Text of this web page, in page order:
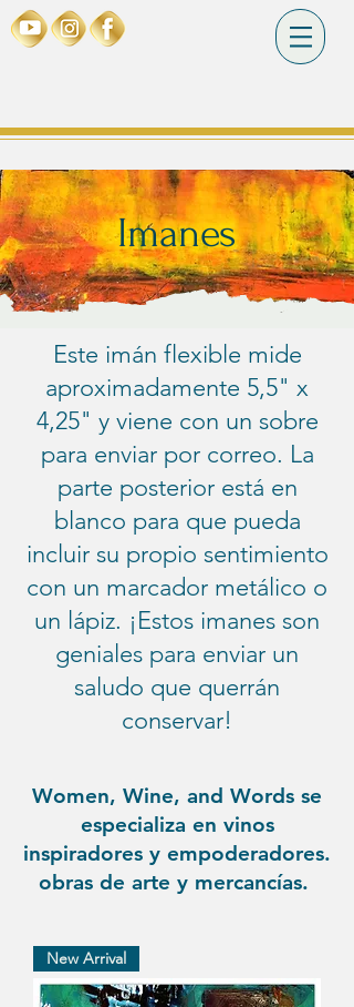
Imanes
Este imán flexible mide
aproximadamente 5,5" x
4,25" y viene con un sobre
para enviar por correo. La
parte posterior está en
blanco para que pueda
incluir su propio sentimiento
con un marcador metálico o
un lápiz. ¡Estos imanes son
geniales para enviar un
saludo que querrán
conservar!
Women, Wine, and Words se
especializa en vinos
inspiradores y empoderadores.
obras de arte y mercancías.
New Arrival